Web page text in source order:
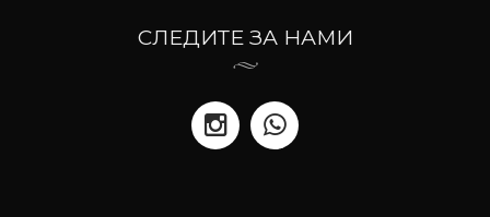
СЛЕДИТЕ ЗА НАМИ